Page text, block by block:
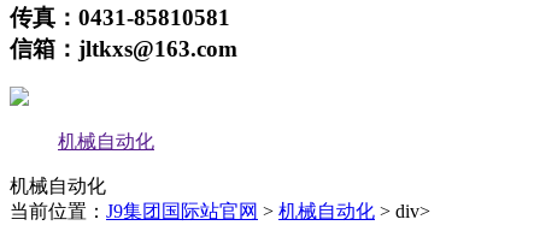
传真：0431-85810581
信箱：jltkxs@163.com
机械自动化
机械自动化
当前位置： J9集团国际站官网 > 机械自动化 > div>